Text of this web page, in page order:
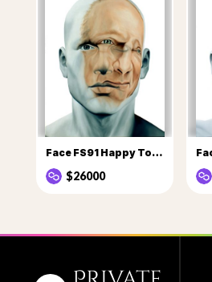
Face FS91 Happy To Be Old
$26000